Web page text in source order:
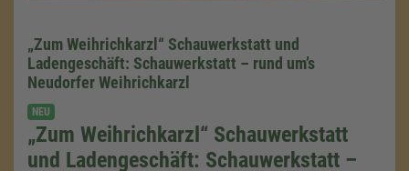
„Zum Weihrichkarzl“ Schauwerkstatt und
Ladengeschäft: Schauwerkstatt – rund um’s
Neudorfer Weihrichkarzl
NEU
„Zum Weihrichkarzl“ Schauwerkstatt
und Ladengeschäft: Schauwerkstatt –
Wir benötigen Ihre Zustimmung,